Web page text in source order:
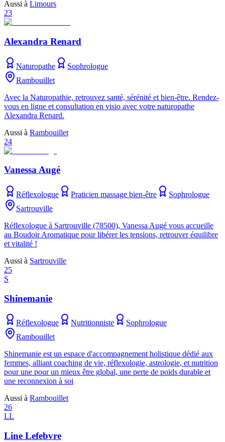
Aussi à Limours
23
Alexandra Renard
Naturopathe
Sophrologue
Rambouillet
Avec la Naturopathie, retrouvez santé, sérénité et bien-être. Rendez-
vous en ligne et consultation en visio avec votre naturopathe
Alexandra Renard.
Aussi à Rambouillet
24
Vanessa Augé
Réflexologue Praticien massage bien-être
Sophrologue
Sartrouville
Réflexologue à Sartrouville (78500), Vanessa Augé vous accueille
au Boudoir Aromatique pour libérer les tensions, retrouver équilibre
et vitalité !
Aussi à Sartrouville
25
S
Shinemanie
Réflexologue Nutritionniste
Sophrologue
Rambouillet
Shinemanie est un espace d'accompagnement holistique dédié aux
femmes, alliant coaching de vie, réflexologie, astrologie, et nutrition
pour une pour un mieux être global, une perte de poids durable et
une reconnexion à soi
Aussi à Rambouillet
26
LL
Line Lefebvre